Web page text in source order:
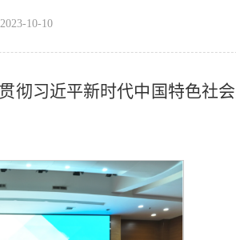
10-10
彻习近平新时代中国特色社